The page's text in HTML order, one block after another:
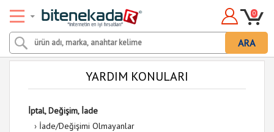
ARA
0
YARDIM KONULARI
İptal, Değişim, İade
› İade/Değişimi Olmayanlar